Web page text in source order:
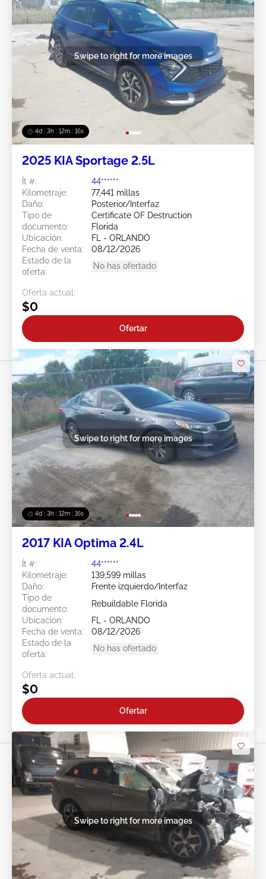
4d : 3h : 12m : 13s
Swipe to right for more images
2025 KIA Sportage 2.5L
Ít #:
44******
Kilometraje:
77,441 millas
Daño:
Posterior/Interfaz
Tipo de
documento:
Certificate OF Destruction
Florida
Ubicación:
FL - ORLANDO
Fecha de venta:
08/12/2026
Estado de la
oferta:
No has ofertado
Oferta actual:
$0
Ofertar
4d : 3h : 12m : 13s
Swipe to right for more images
2017 KIA Optima 2.4L
Ít #:
44******
Kilometraje:
139,599 millas
Daño:
Frente izquierdo/Interfaz
Tipo de
documento:
Rebuildable Florida
Ubicación:
FL - ORLANDO
Fecha de venta:
08/12/2026
Estado de la
oferta:
No has ofertado
Oferta actual:
$0
Ofertar
Swipe to right for more images